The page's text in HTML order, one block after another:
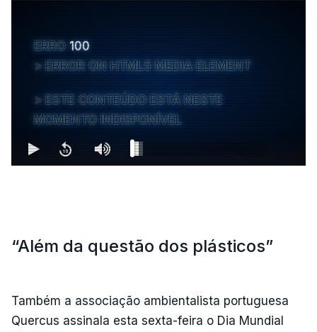
ERRO 100
ERROR ON HTML5 MEDIA ELEMENT
ESTE CONTEÚDO ESTÁ NESTE
MOMENTO INDISPONÍVEL
“Além da questão dos plásticos”
Também a associação ambientalista portuguesa
Quercus assinala esta sexta-feira o Dia Mundial